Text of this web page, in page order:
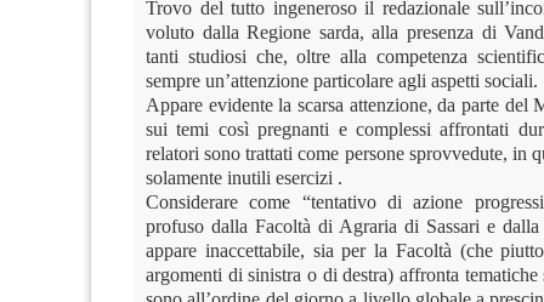
Trovo del tutto ingeneroso il redazionale
voluto dalla Regione sarda, alla presenza di
tanti studiosi che, oltre alla competenza
sempre un’attenzione particolare agli aspetti sociali.
Appare evidente la scarsa attenzione, da parte del
sui temi così pregnanti e complessi affrontati
relatori sono trattati come persone sprovvedute, in
solamente inutili esercizi .
Considerare come “tentativo di azione
profuso dalla Facoltà di Agraria di Sassari e dalla
appare inaccettabile, sia per la Facoltà (che
argomenti di sinistra o di destra) affronta tematiche